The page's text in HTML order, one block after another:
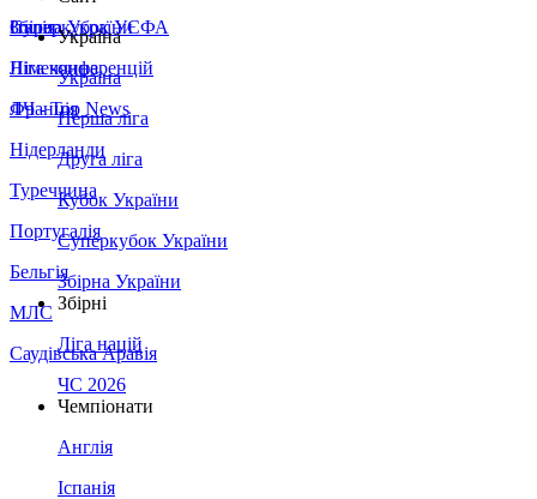
Збірна України
Італія
Німеччина
Франція
Нідерланди
Туреччина
Португалія
Бельгія
МЛС
Саудівська Аравія
Суперкубок УЄФА
Ліга конференцій
ЛЧ - Top News
Україна
Україна
Перша ліга
Друга ліга
Кубок України
Суперкубок України
Збірна України
Збірні
Ліга націй
ЧС 2026
Чемпіонати
Англія
Іспанія